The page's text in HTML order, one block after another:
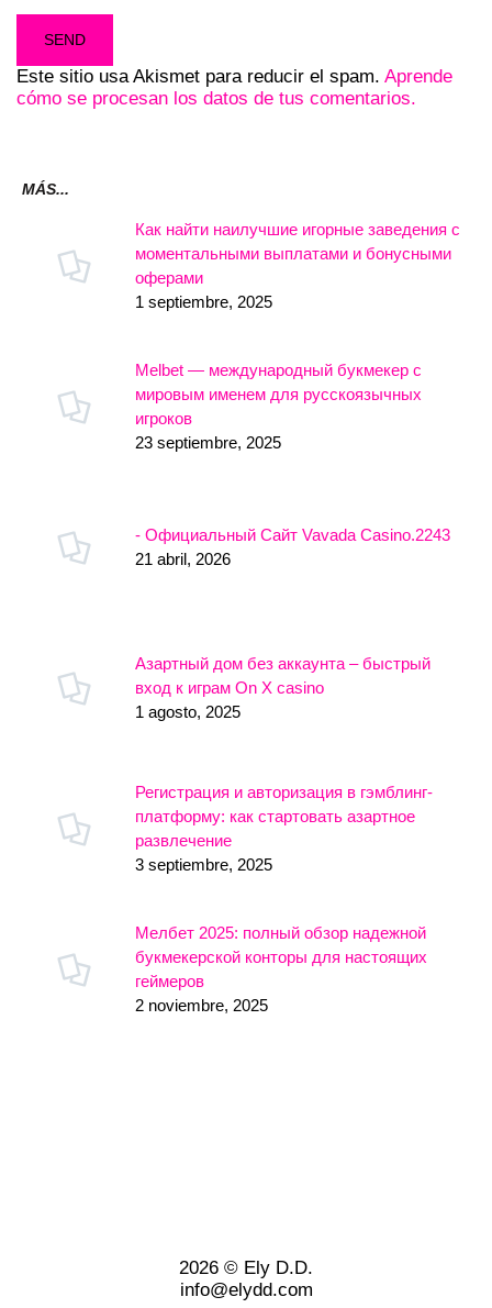
Este sitio usa Akismet para reducir el spam. Aprende
cómo se procesan los datos de tus comentarios.
MÁS...
Как найти наилучшие игорные заведения с
моментальными выплатами и бонусными
оферами
1 septiembre, 2025
Melbet — международный букмекер с
мировым именем для русскоязычных
игроков
23 septiembre, 2025
- Официальный Сайт Vavada Casino.2243
21 abril, 2026
Азартный дом без аккаунта – быстрый
вход к играм On X casino
1 agosto, 2025
Регистрация и авторизация в гэмблинг-
платформу: как стартовать азартное
развлечение
3 septiembre, 2025
Мелбет 2025: полный обзор надежной
букмекерской конторы для настоящих
геймеров
2 noviembre, 2025
2026 © Ely D.D.
info@elydd.com